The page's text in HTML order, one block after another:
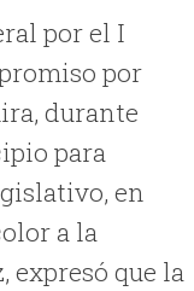
por el I
por
durante
para
en
a la
expresó que la